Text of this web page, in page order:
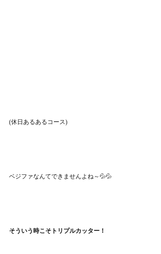
(休日あるあるコース)
ベジファなんてできませんよね～💦💦
そういう時こそトリプルカッター！